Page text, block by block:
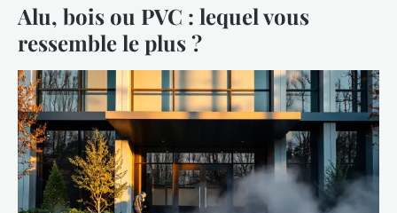
Alu, bois ou PVC : lequel vous
ressemble le plus ?